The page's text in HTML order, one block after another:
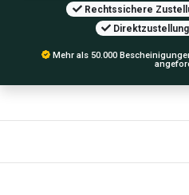
Rechtssichere
Mehr als 50.000